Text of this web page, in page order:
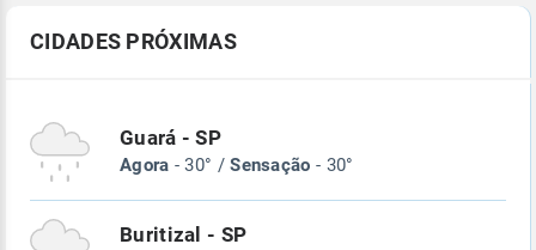
CIDADES PRÓXIMAS
Guará - SP
Agora - 30° /Sensação - 30°
Buritizal - SP